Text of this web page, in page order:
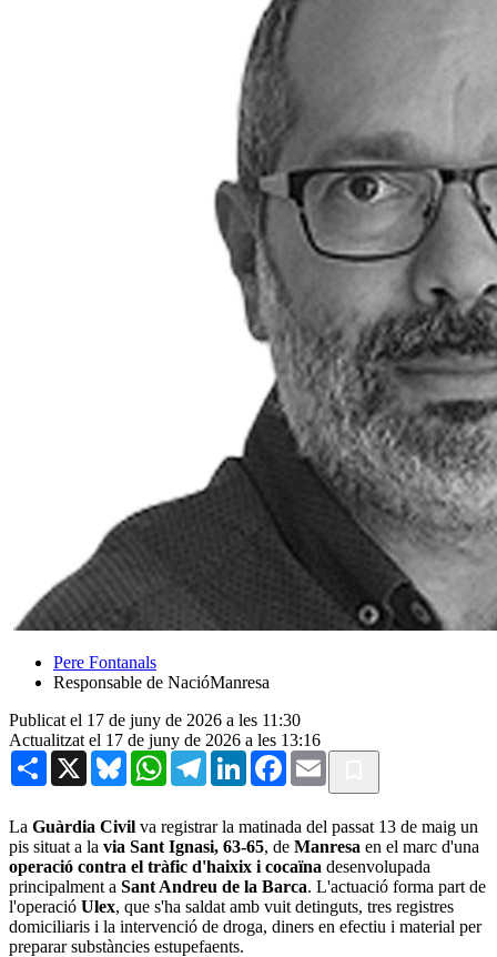
Pere Fontanals
Responsable de NacióManresa
Publicat el 17 de juny de 2026 a les 11:30
Actualitzat el 17 de juny de 2026 a les 13:16
Share X BlueskyWhatsAppTelegramLinkedInFacebook
Email
La Guàrdia Civil va registrar la matinada del passat 13 de maig un
pis situat a la via Sant Ignasi, 63-65, de Manresa en el marc d'una
operació contra el tràfic d'haixix i cocaïna desenvolupada
principalment a Sant Andreu de la Barca. L'actuació forma part de
l'operació Ulex, que s'ha saldat amb vuit detinguts, tres registres
domiciliaris i la intervenció de droga, diners en efectiu i material per
preparar substàncies estupefaents.